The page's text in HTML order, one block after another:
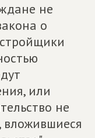
не
о
или
не
вложившиеся